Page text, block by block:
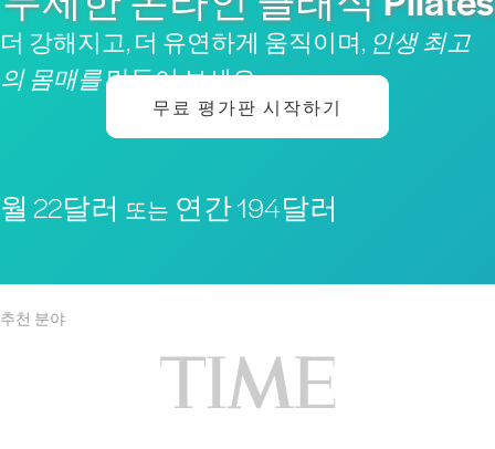
더 강해지고, 더 유연하게 움직이며, 인생 최고
의 몸매를만들어 보세요
무료 평가판 시작하기
월 22달러 또는 연간 194달러
추천 분야